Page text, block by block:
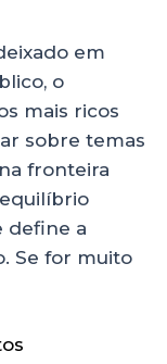
em
o
mais ricos
sobre temas
fronteira
define a
Se for muito